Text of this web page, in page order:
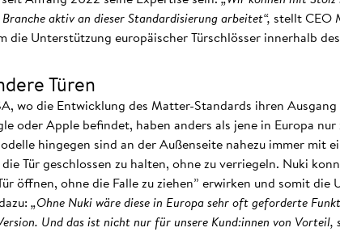
aktiv an dieser Standardisierung arbeitet“, stellt CEO
die Unterstützung europäischer Türschlösser innerhalb
Türen
wo die Entwicklung des Matter-Standards ihren
oder Apple befindet, haben anders als jene in Europa
hingegen sind an der Außenseite nahezu immer mit
Tür geschlossen zu halten, ohne zu verriegeln. Nuki
öffnen, ohne die Falle zu ziehen” erwirken und somit
„Ohne Nuki wäre diese in Europa sehr oft geforderte
Und das ist nicht nur für unsere Kund:innen von